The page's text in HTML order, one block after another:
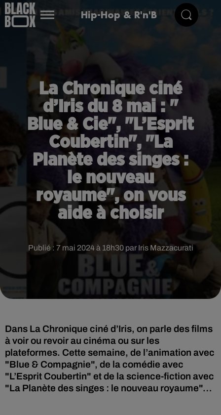
Hip-Hop & R'n'B
La Chronique ciné
d’Iris du 8 mai : "
Blue & Cie", "L’Esprit
Coubertin", "La
Planète des singes :
le nouveau
royaume", on vous
aide à choisir
Publié : 7 mai 2024 à 18h30 par Iris Mazzacurati
Dans La Chronique ciné d’Iris, on parle des films
à voir ou revoir au cinéma ou sur les
plateformes. Cette semaine, de l’animation avec
"Blue & Compagnie", de la comédie avec
"L’Esprit Coubertin" et de la science-fiction avec
"La Planète des singes : le nouveau royaume"…